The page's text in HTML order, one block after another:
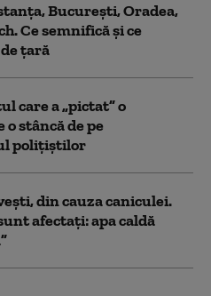
București, Oradea,
Ce semnifică și ce
țară
care a „pictat” o
stâncă de pe
polițiștilor
din cauza caniculei.
afectați: apa caldă